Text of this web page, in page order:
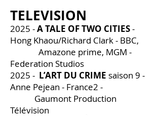
TELEVISION
2025 -A TALE OF TWO CITIES-
Hong Khaou/Richard Clark - BBC,
Amazone prime, MGM -
Federation Studios
2025 - L’ART DU CRIME saison 9 -
Anne Pejean - France2 -
Gaumont Production
Télévision